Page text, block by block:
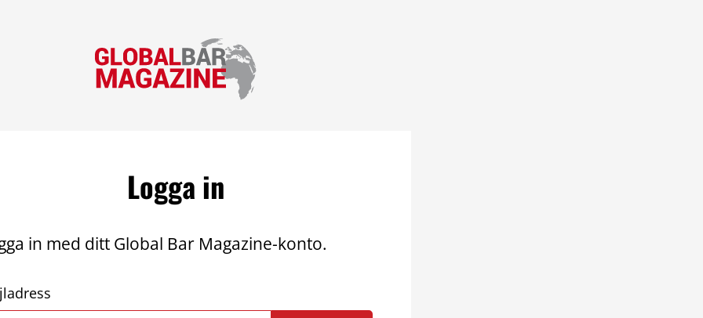
Logga in
in med ditt Global Bar Magazine-konto.